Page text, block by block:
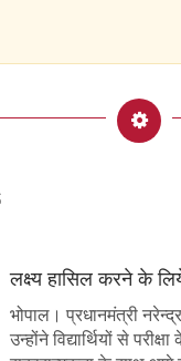
लक्ष्य हासिल करने के
भोपाल। प्रधानमंत्री नरेन्द्र
उन्होंने विद्यार्थियों से